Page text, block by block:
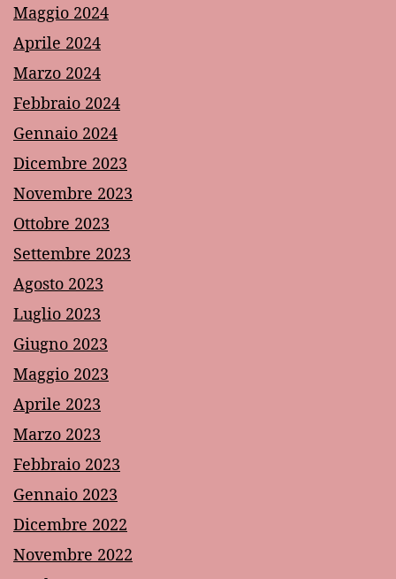
Maggio 2024
Aprile 2024
Marzo 2024
Febbraio 2024
Gennaio 2024
Dicembre 2023
Novembre 2023
Ottobre 2023
Settembre 2023
Agosto 2023
Luglio 2023
Giugno 2023
Maggio 2023
Aprile 2023
Marzo 2023
Febbraio 2023
Gennaio 2023
Dicembre 2022
Novembre 2022